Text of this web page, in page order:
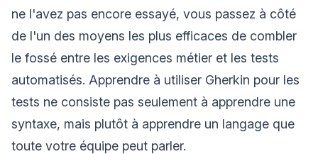
ne l'avez pas encore essayé, vous passez à côté
de l'un des moyens les plus efficaces de combler
le fossé entre les exigences métier et les tests
automatisés. Apprendre à utiliser Gherkin pour les
tests ne consiste pas seulement à apprendre une
syntaxe, mais plutôt à apprendre un langage que
toute votre équipe peut parler.